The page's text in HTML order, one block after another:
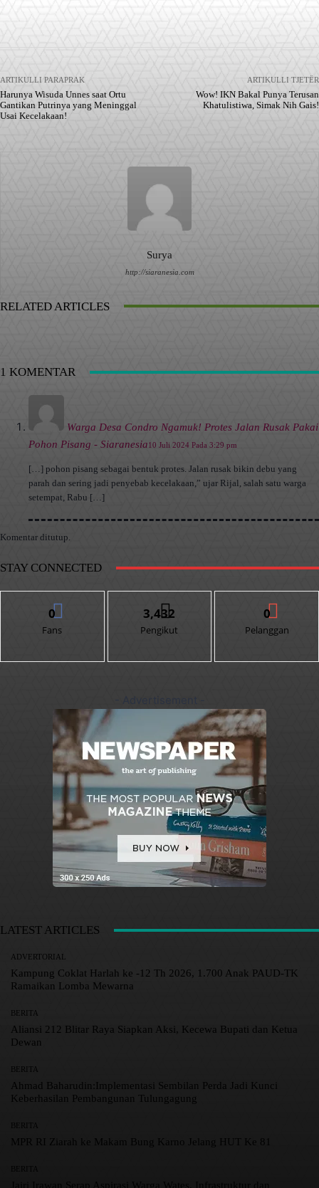
ARTIKULLI PARAPRAK
Harunya Wisuda Unnes saat Ortu
Gantikan Putrinya yang Meninggal
Usai Kecelakaan!
ARTIKULLI TJETËR
Wow! IKN Bakal Punya Terusan
Khatulistiwa, Simak Nih Gais!
Surya
http://siaranesia.com
RELATED ARTICLES
1 KOMENTAR
Warga Desa Condro Ngamuk! Protes Jalan Rusak Pakai
Pohon Pisang - Siaranesia10 Juli 2024 Pada 3:29 pm
[…] pohon pisang sebagai bentuk protes. Jalan rusak bikin debu yang
parah dan sering jadi penyebab kecelakaan,” ujar Rijal, salah satu warga
setempat, Rabu […]
Komentar ditutup.
STAY CONNECTED
0
Fans
3,432
Pengikut
0
Pelanggan
LATEST ARTICLES
ADVERTORIAL
Kampung Coklat Harlah ke -12 Th 2026, 1.700 Anak PAUD-TK
Ramaikan Lomba Mewarna
BERITA
Aliansi 212 Blitar Raya Siapkan Aksi, Kecewa Bupati dan Ketua
Dewan
BERITA
Ahmad Baharudin:Implementasi Sembilan Perda Jadi Kunci
Keberhasilan Pembangunan Tulungagung
BERITA
MPR RI Ziarah ke Makam Bung Karno Jelang HUT Ke 81